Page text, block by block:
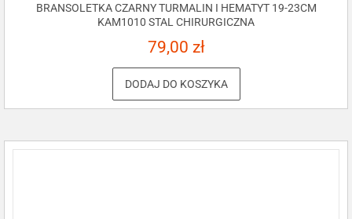
BRANSOLETKA CZARNY TURMALIN I HEMATYT 19-23CM
KAM1010 STAL CHIRURGICZNA
79,00 zł
DODAJ DO KOSZYKA